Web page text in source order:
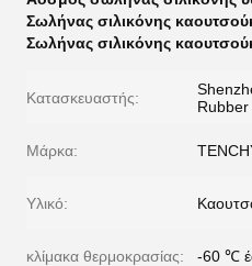
Σωλήνας σιλικόνης
Σωλήνας σιλικόνης
Κατασκευαστής:
Μάρκα:
Υλικό:
κλίμακα θερμοκρασίας: -60 ℃